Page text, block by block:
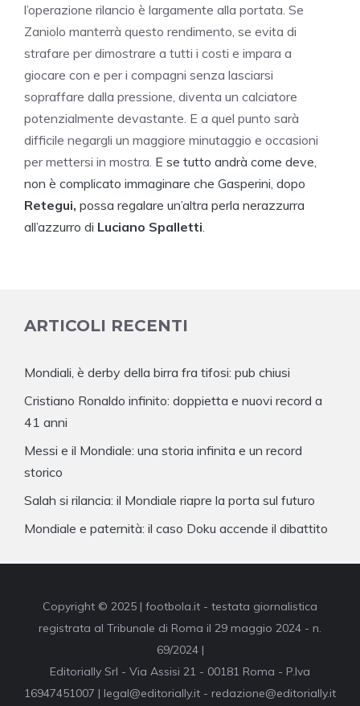
l’operazione rilancio è largamente alla portata. Se
Zaniolo manterrà questo rendimento, se evita di
strafare per dimostrare a tutti i costi e impara a
giocare con e per i compagni senza lasciarsi
sopraffare dalla pressione, diventa un calciatore
potenzialmente devastante. E a quel punto sarà
difficile negargli un maggiore minutaggio e occasioni
per mettersi in mostra. E se tutto andrà come deve,
non è complicato immaginare che Gasperini, dopo
Retegui, possa regalare un’altra perla nerazzurra
all’azzurro di Luciano Spalletti
ARTICOLI RECENTI
Mondiali, è derby della birra fra tifosi: pub chiusi
Cristiano Ronaldo infinito: doppietta e nuovi record a
41 anni
Messi e il Mondiale: una storia infinita e un record
storico
Salah si rilancia: il Mondiale riapre la porta sul futuro
Mondiale e paternità: il caso Doku accende il dibattito
Copyright © 2025 | footbola.it - testata giornalistica
registrata al Tribunale di Roma il 29 maggio 2024 - n.
69/2024 |
Editorially Srl - Via Assisi 21 - 00181 Roma - P.Iva
16947451007 | legal@editorially.it - redazione@editorially.it